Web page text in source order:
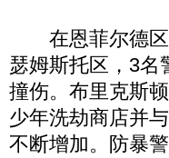
在恩菲尔德区
瑟姆斯托区，3名
撞伤。布里克斯
少年洗劫商店并
不断增加。防暴